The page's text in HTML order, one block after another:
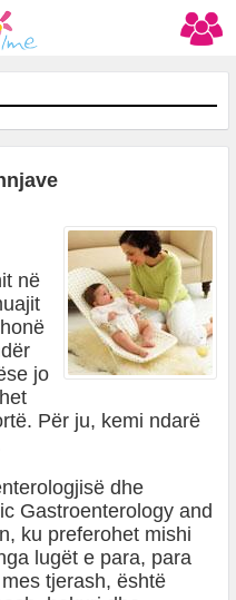
në
jo
Për ju, kemi ndarë
dhe
Gastroenterology and
ku preferohet mishi
lugët e para, para
tjerash, është